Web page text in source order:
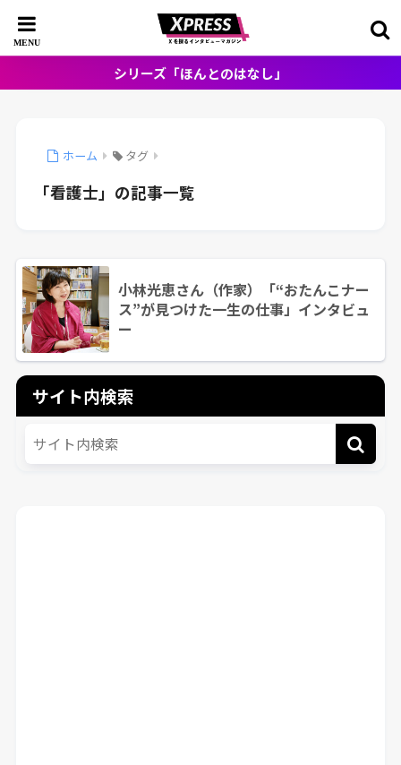
シリーズ「ほんとのはなし」
ホーム タグ
「看護士」の記事一覧
小林光恵さん（作家）「“おたんこナー
ス”が見つけた一生の仕事」インタビュ
ー
サイト内検索